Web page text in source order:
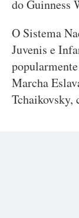
do Guinness
O Sistema
Juvenis e
Marcha
Tchaikovsky,